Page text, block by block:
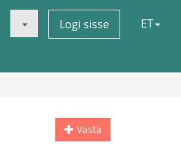
Logi sisse ET
Vasta